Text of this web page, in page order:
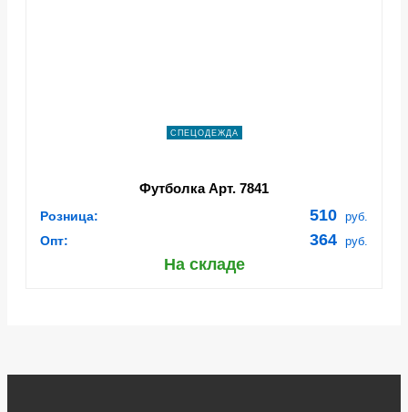
СПЕЦОДЕЖДА
Футболка Арт. 7841
Розница: 510 руб.
Опт: 364 руб.
На складе